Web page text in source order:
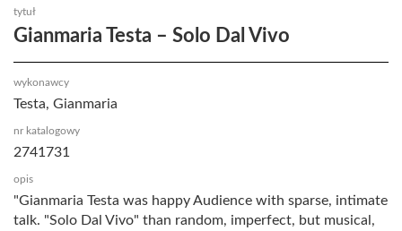
tytuł
Gianmaria Testa ‎– Solo Dal Vivo
wykonawcy
Testa, Gianmaria
nr katalogowy
2741731
opis
"Gianmaria Testa was happy Audience with sparse, intimate
talk. "Solo Dal Vivo" than random, imperfect, but musical,